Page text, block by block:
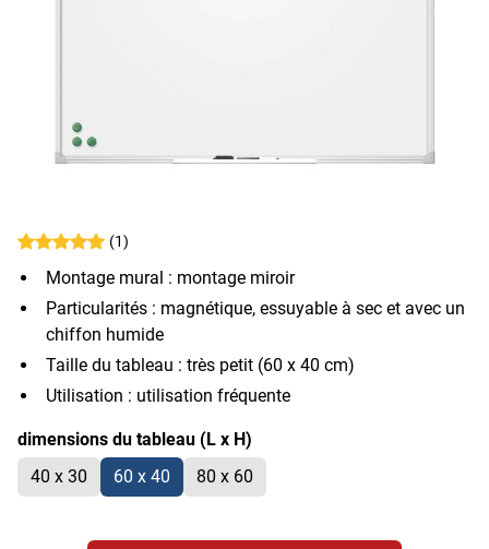
(1)
Montage mural : montage miroir
Particularités : magnétique, essuyable à sec et avec un
chiffon humide
Taille du tableau : très petit (60 x 40 cm)
Utilisation : utilisation fréquente
dimensions du tableau (L x H)
40 x 30
60 x 40 80 x 60